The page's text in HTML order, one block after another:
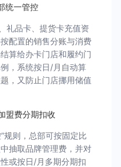
统一管控
礼品卡、提货卡充值资
配置的销售分账与消费
算给办卡门店和履约门
，系统按日/月自动算
，又防止门店挪用储值
盟费分期扣收
规则，总部可按固定比
抽取品牌管理费，并对
或按日/月多期分期扣